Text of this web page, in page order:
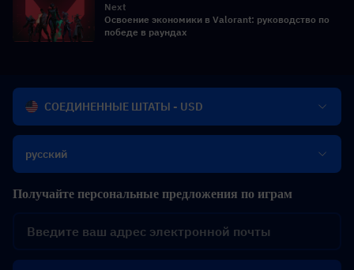
Next
Освоение экономики в Valorant: руководство по
победе в раундах
СОЕДИНЕННЫЕ ШТАТЫ - USD
русский
Получайте персональные предложения по играм